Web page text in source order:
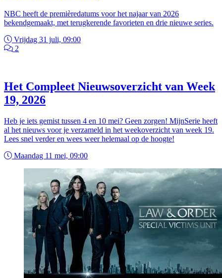
NBC heeft de premièredatums voor het najaar van 2026
bekendgemaakt, met terugkerende favorieten en drie nieuwe series.
Vrijdag 31 juli, 09:00
2
Het Compleet Nieuwsoverzicht van Week
19, 2026
Heb je iets gemist tussen 4 en 10 mei? Geen zorgen! MijnSerie heeft
al het nieuws voor je verzameld in het weekoverzicht van week 19.
Lees snel verder en wees weer helemaal op de hoogte!
Maandag 11 mei, 09:00